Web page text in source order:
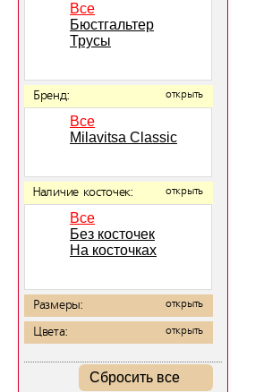
Все
Бюстгальтер
Трусы
Бренд: открыть
Все
Milavitsa Classic
Наличие косточек: открыть
Все
Без косточек
На косточках
Размеры: открыть
Цвета: открыть
Сбросить все